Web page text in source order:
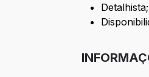
Detalhista;